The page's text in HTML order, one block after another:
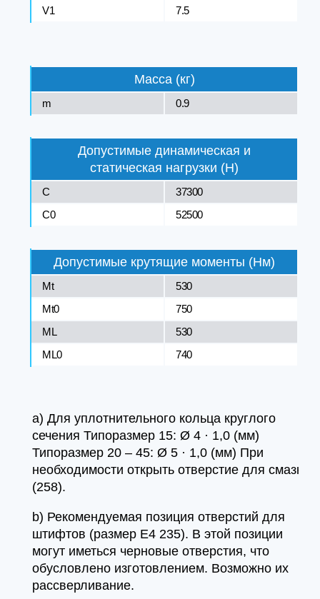
V1 7.5
Масса (кг)
m 0.9
Допустимые динамическая и
статическая нагрузки (Н)
C
37300
C0
52500
Допустимые крутящие моменты (Нм)
Mt
530
Mt0
750
ML
530
ML0
740
а) Для уплотнительного кольца круглого
сечения Типоразмер 15: Ø 4 · 1,0 (мм)
Типоразмер 20 – 45: Ø 5 · 1,0 (мм) При
необходимости открыть отверстие для смазки
(258).
b) Рекомендуемая позиция отверстий для
штифтов (размер E4 235). В этой позиции
могут иметься черновые отверстия, что
обусловлено изготовлением. Возможно их
рассверливание.